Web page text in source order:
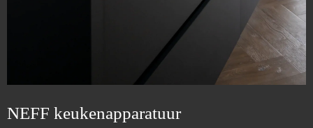
NEFF keukenapparatuur